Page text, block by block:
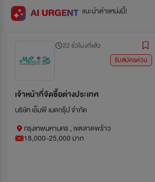
แนะนำตำแหน่งนี้!
22 ชั่วโมงที่แล้ว
รับสมัครด่วน
เจ้าหน้าที่จัดซื้อต่างประเทศ
บริษัท เอ็มพี เมดกรุ๊ป จำกัด
กรุงเทพมหานคร , เขตลาดพร้าว
18,000-25,000 บาท